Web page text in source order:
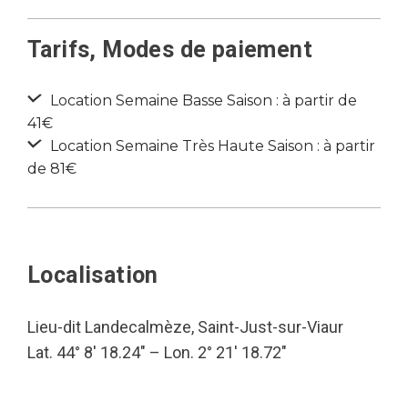
Tarifs, Modes de paiement
Location Semaine Basse Saison : à partir de
41€
Location Semaine Très Haute Saison : à partir
de 81€
Localisation
Lieu-dit Landecalmèze, Saint-Just-sur-Viaur
Lat. 44° 8′ 18.24″ – Lon. 2° 21′ 18.72″